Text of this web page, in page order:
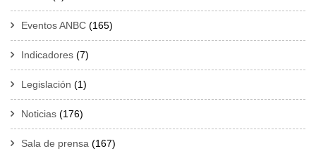
Eventos ANBC (165)
Indicadores (7)
Legislación (1)
Noticias (176)
Sala de prensa (167)